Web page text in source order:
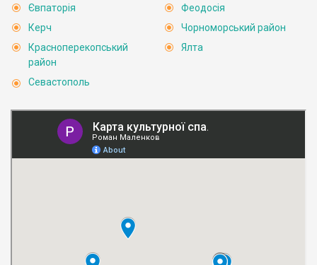
Євпаторія
Керч
Красноперекопський
район
Севастополь
Феодосія
Чорноморський район
Ялта